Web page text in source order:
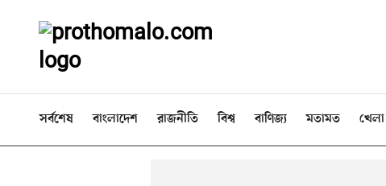
সর্বশেষ বাংলাদেশ রাজনীতি বিশ্ব বাণিজ্য মতামত খেলা